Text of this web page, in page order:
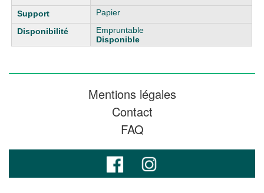
Papier
Empruntable
Disponible
Mentions légales
Contact
FAQ